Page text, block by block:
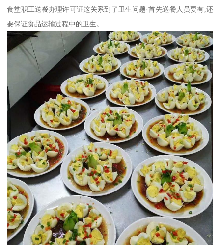
食堂职工送餐办理许可证这关系到了卫生问题·首先送餐人员要有,还
要保证食品运输过程中的卫生。